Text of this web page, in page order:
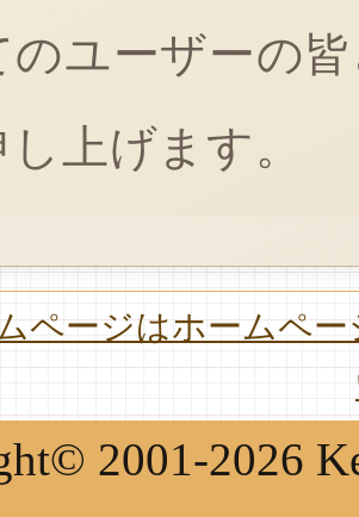
のユーザーの
上げます。
ページはホームペ
2001-2026